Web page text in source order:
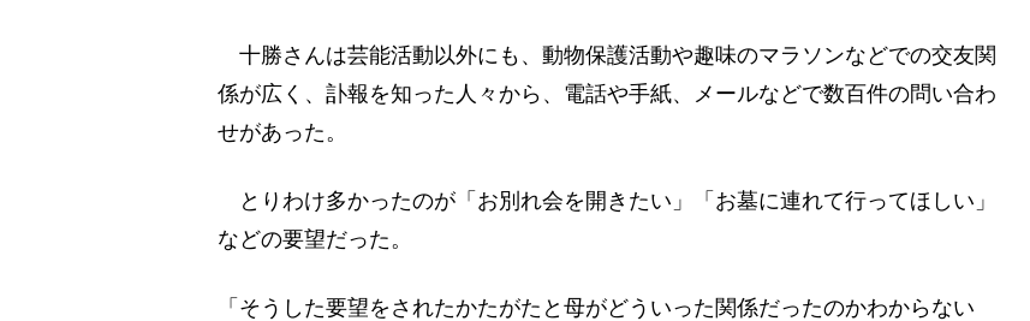
十勝さんは芸能活動以外にも、動物保護活動や趣味のマラソンなどでの交友関
係が広く、訃報を知った人々から、電話や手紙、メールなどで数百件の問い合わ
せがあった。
とりわけ多かったのが「お別れ会を開きたい」「お墓に連れて行ってほしい」
などの要望だった。
「そうした要望をされたかたがたと母がどういった関係だったのかわからない